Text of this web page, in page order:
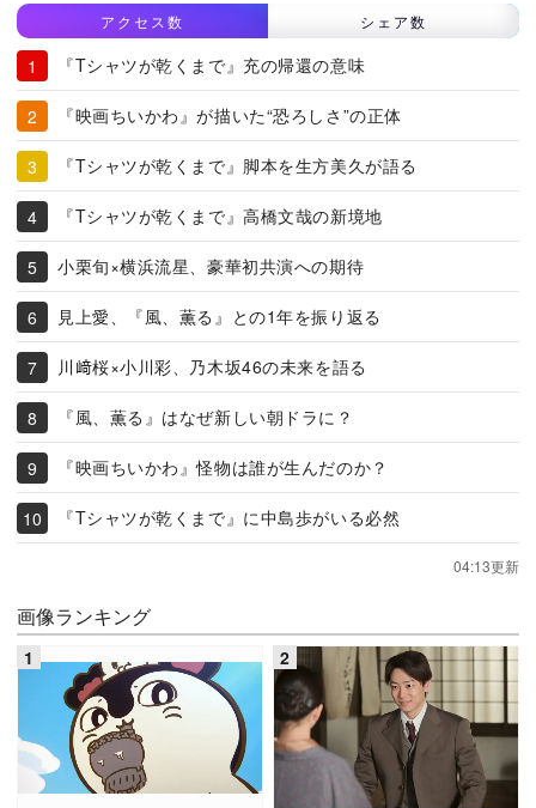
アクセス数 シェア数
『Tシャツが乾くまで』充の帰還の意味
『映画ちいかわ』が描いた“恐ろしさ”の正体
『Tシャツが乾くまで』脚本を生方美久が語る
『Tシャツが乾くまで』高橋文哉の新境地
小栗旬×横浜流星、豪華初共演への期待
見上愛、『風、薫る』との1年を振り返る
川﨑桜×小川彩、乃木坂46の未来を語る
『風、薫る』はなぜ新しい朝ドラに？
『映画ちいかわ』怪物は誰が生んだのか？
『Tシャツが乾くまで』に中島歩がいる必然
04:13更新
画像ランキング